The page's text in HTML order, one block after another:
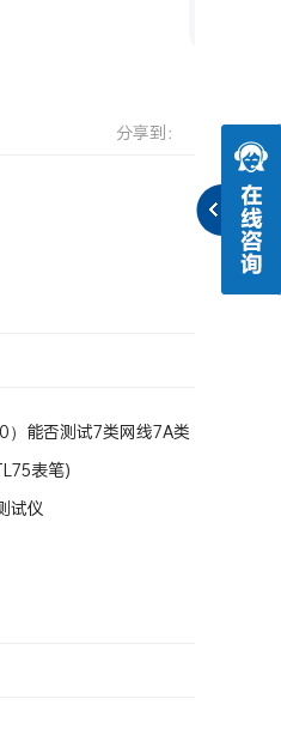
分享到：
能否测试7类网线7A类
表笔)
试仪